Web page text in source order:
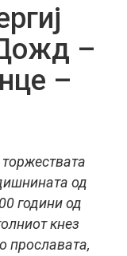
–
–
од
години од
кнез
прославата,